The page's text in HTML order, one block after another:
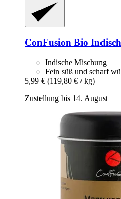
ConFusion Bio
Indische Mischung
Fein süß und scharf
5,99 € (119,80 € / kg)
Zustellung bis 14. August